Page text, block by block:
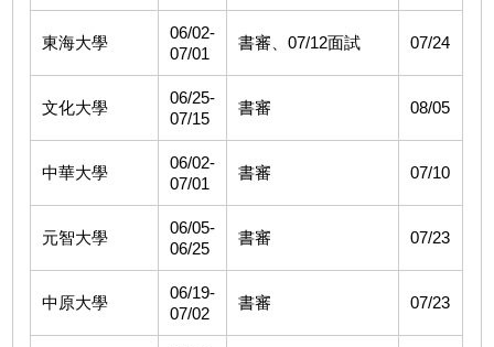
東海大學
06/02-
07/01
書審、07/12面試 07/24
文化大學
06/25-
07/15
書審 08/05
中華大學
06/02-
07/01
書審 07/10
元智大學
06/05-
06/25
書審 07/23
中原大學
06/19-
07/02
書審 07/23